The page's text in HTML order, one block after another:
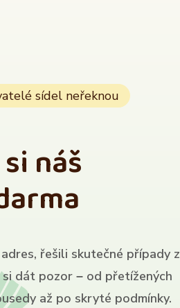
sídel neřeknou
náš
řešili skutečné případy z
dát pozor – od přetížených
až po skryté podmínky.